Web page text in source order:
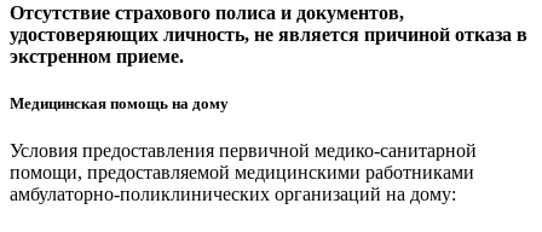
Отсутствие страхового полиса и документов,
удостоверяющих личность, не является причиной отказа в
экстренном приеме.
Медицинская помощь на дому
Условия предоставления первичной медико-санитарной
помощи, предоставляемой медицинскими работниками
амбулаторно-поликлинических организаций на дому: